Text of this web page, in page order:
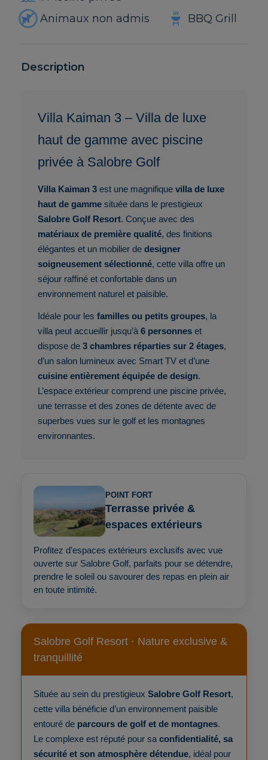
Animaux non admis
BBQ Grill
Description
Villa Kaiman 3 – Villa de luxe
haut de gamme avec piscine
privée à Salobre Golf
Villa Kaiman 3 est une magnifiquevilla de luxe
haut de gamme située dans le prestigieux
Salobre Golf Resort. Conçue avec des
matériaux de première qualité, des finitions
élégantes et un mobilier dedesigner
soigneusement sélectionné, cette villa offre un
séjour raffiné et confortable dans un
environnement naturel et paisible.
Idéale pour lesfamilles ou petits groupes, la
villa peut accueillir jusqu’à6 personnes et
dispose de3 chambres réparties sur 2 étages,
d’un salon lumineux avec Smart TV et d’une
cuisine entièrement équipée de design.
L’espace extérieur comprend une piscine privée,
une terrasse et des zones de détente avec de
superbes vues sur le golf et les montagnes
environnantes.
POINT FORT
Terrasse privée &
espaces extérieurs
Profitez d’espaces extérieurs exclusifs avec vue
ouverte sur Salobre Golf, parfaits pour se détendre,
prendre le soleil ou savourer des repas en plein air
en toute intimité.
Salobre Golf Resort · Nature exclusive &
tranquillité
Située au sein du prestigieuxSalobre Golf Resort,
cette villa bénéficie d’un environnement paisible
entouré de parcours de golf et de montagnes.
Le complexe est réputé pour saconfidentialité, sa
sécurité et son atmosphère détendue, idéal pour